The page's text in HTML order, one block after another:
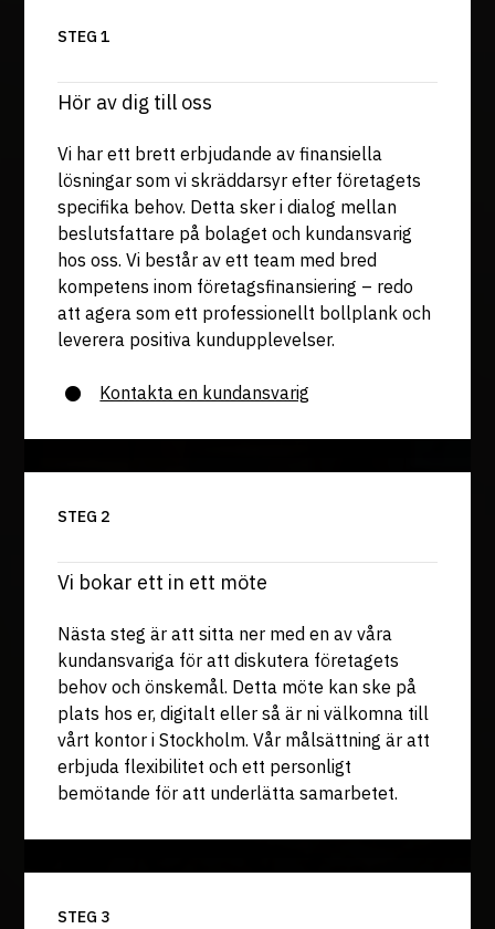
STEG 1
Hör av dig till oss
Vi har ett brett erbjudande av finansiella
lösningar som vi skräddarsyr efter företagets
specifika behov. Detta sker i dialog mellan
beslutsfattare på bolaget och kundansvarig
hos oss. Vi består av ett team med bred
kompetens inom företagsfinansiering – redo
att agera som ett professionellt bollplank och
leverera positiva kundupplevelser.
Kontakta en kundansvarig
STEG 2
Vi bokar ett in ett möte
Nästa steg är att sitta ner med en av våra
kundansvariga för att diskutera företagets
behov och önskemål. Detta möte kan ske på
plats hos er, digitalt eller så är ni välkomna till
vårt kontor i Stockholm. Vår målsättning är att
erbjuda flexibilitet och ett personligt
bemötande för att underlätta samarbetet.
STEG 3